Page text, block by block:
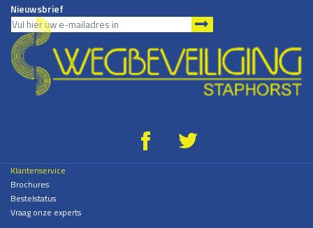
Nieuwsbrief
g *
Klantenservice
Brochures
Bestelstatus
Vraag onze experts